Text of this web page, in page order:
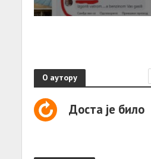
О аутору
Доста је било